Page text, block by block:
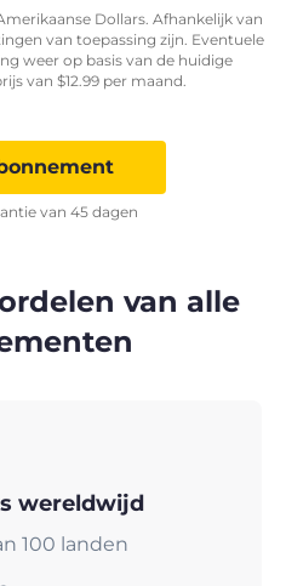
Dollars. Afhankelijk van
van toepassing zijn. Eventuele
weer op basis van de huidige
van $12.99 per maand.
van 45 dagen
van alle
wereldwijd
100 landen